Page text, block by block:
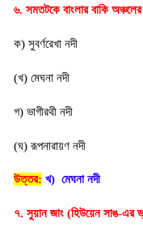
৬. সমতটকে বাংলার বাকি
ক) সুবর্ণরেখা নদী
(খ) মেঘনা নদী
গ) ভাগীরথী নদী
(ঘ) রূপনারায়ণ নদী
উত্তর: খ) মেঘনা নদী
৭. সুয়ান জাং (হিউয়েন সাঙ-এর